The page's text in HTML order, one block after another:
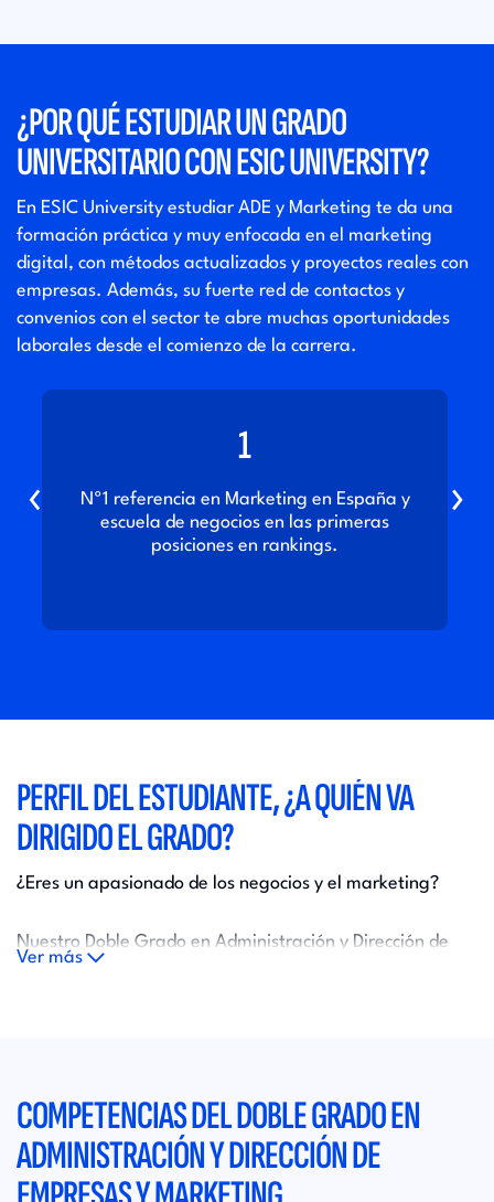
¿POR QUÉ ESTUDIAR UN GRADO
UNIVERSITARIO CON ESIC UNIVERSITY?
En ESIC University estudiar ADE y Marketing te da una
formación práctica y muy enfocada en el marketing
digital, con métodos actualizados y proyectos reales con
empresas. Además, su fuerte red de contactos y
convenios con el sector te abre muchas oportunidades
laborales desde el comienzo de la carrera.
1
Nº1 referencia en Marketing en España y
escuela de negocios en las primeras
posiciones en rankings.
‹ ›
PERFIL DEL ESTUDIANTE, ¿A QUIÉN VA
DIRIGIDO EL GRADO?
¿Eres un apasionado de los negocios y el marketing?
Nuestro Doble Grado en Administración y Dirección de
Empresas (ADE) y Marketing está diseñado para mentes
¡este programa es para ti!
Con una combinación única de teoría y práctica, te
prepararemos para triunfar en un mercado laboral
Ver más
COMPETENCIAS DEL DOBLE GRADO EN
ADMINISTRACIÓN Y DIRECCIÓN DE